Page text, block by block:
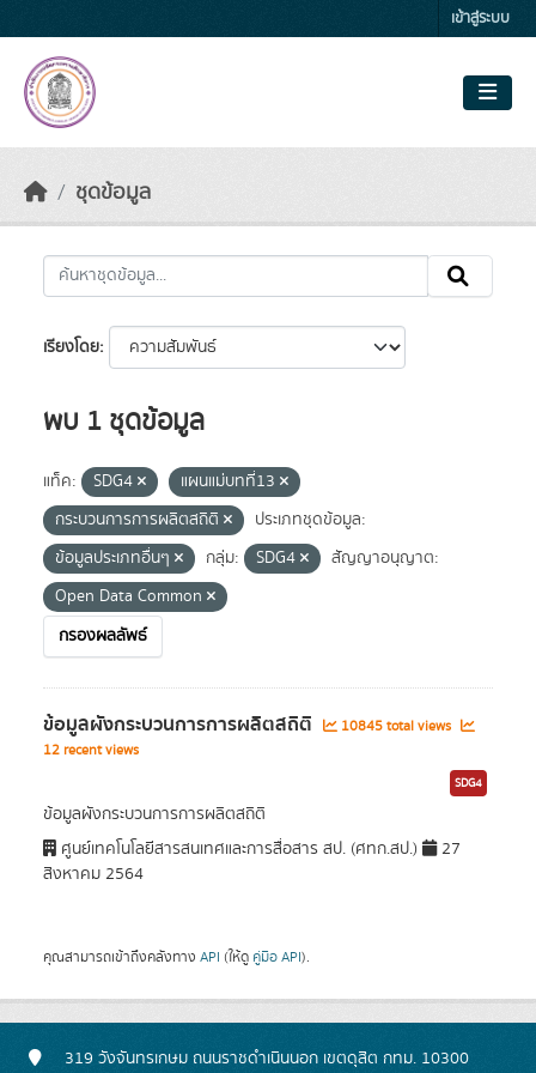
เข้าสู่ระบบ
ชุดข้อมูล
เรียงโดย
พบ 1 ชุดข้อมูล
แท็ค: SDG4
แผนแม่บทที่13
กระบวนการการผลิตสถิติ
ประเภทชุดข้อมูล:
ข้อมูลประเภทอื่นๆ
กลุ่ม: SDG4
สัญญาอนุญาต:
Open Data Common
กรองผลลัพธ์
ข้อมูลผังกระบวนการการผลิตสถิติ
10845 total views
12 recent views
SDG4
ข้อมูลผังกระบวนการการผลิตสถิติ
ศูนย์เทคโนโลยีสารสนเทศและการสื่อสาร สป. (ศทก.สป.)
27
สิงหาคม 2564
คุณสามารถเข้าถึงคลังทาง API (ให้ดู คู่มือ API).
319 วังจันทรเกษม ถนนราชดำเนินนอก เขตดุสิต กทม. 10300